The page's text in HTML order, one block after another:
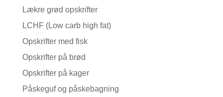
Lækre grød opskrifter
LCHF (Low carb high fat)
Opskrifter med fisk
Opskrifter på brød
Opskrifter på kager
Påskeguf og påskebagning